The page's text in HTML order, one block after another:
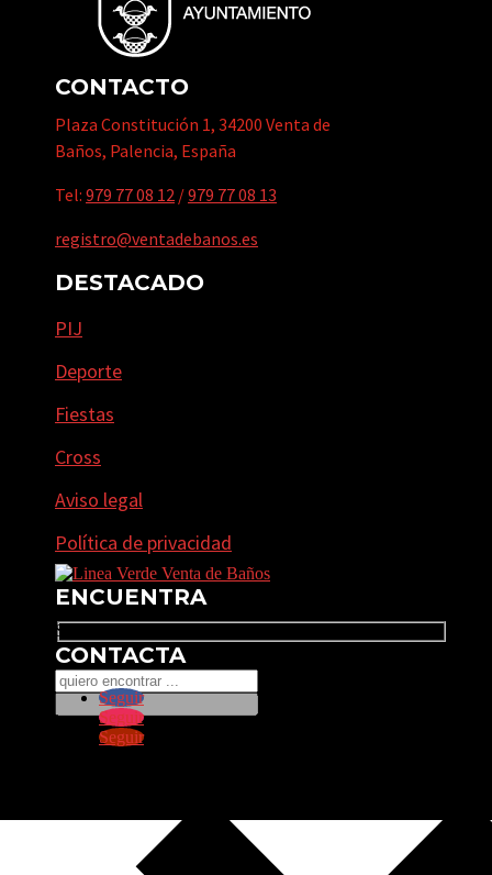
CONTACTO
Plaza Constitución 1, 34200 Venta de
Baños, Palencia, España
Tel: 979 77 08 12 /979 77 08 13
registro@ventadebanos.es
DESTACADO
PIJ
Deporte
Fiestas
Cross
Aviso legal
Política de privacidad
ENCUENTRA
Search
CONTACTA
Seguir
Seguir
Seguir